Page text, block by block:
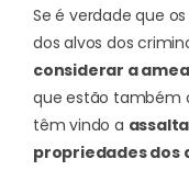
Se é verdade que
dos alvos dos
considerar a
que estão também
têm vindo a
propriedades dos